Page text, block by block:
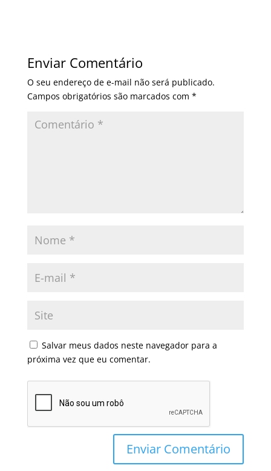
Enviar Comentário
O seu endereço de e-mail não será publicado.
Campos obrigatórios são marcados com *
Salvar meus dados neste navegador para a
próxima vez que eu comentar.